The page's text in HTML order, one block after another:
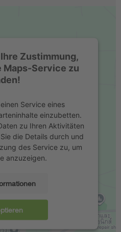
Zustimmung,
Maps-Service zu
Service eines
einzubetten.
zu Ihren Aktivitäten
die Details durch und
des Service zu, um
anzuzeigen.